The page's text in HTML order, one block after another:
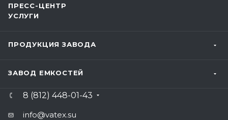
ПРЕСС-ЦЕНТР
УСЛУГИ
ПРОДУКЦИЯ ЗАВОДА
ЗАВОД ЕМКОСТЕЙ
8 (812) 448-01-43
info@vatex.su